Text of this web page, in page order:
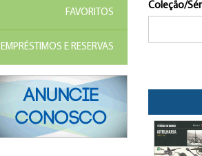
FAVORITOS
EMPRÉSTIMOS E RESERVAS
Coleção/